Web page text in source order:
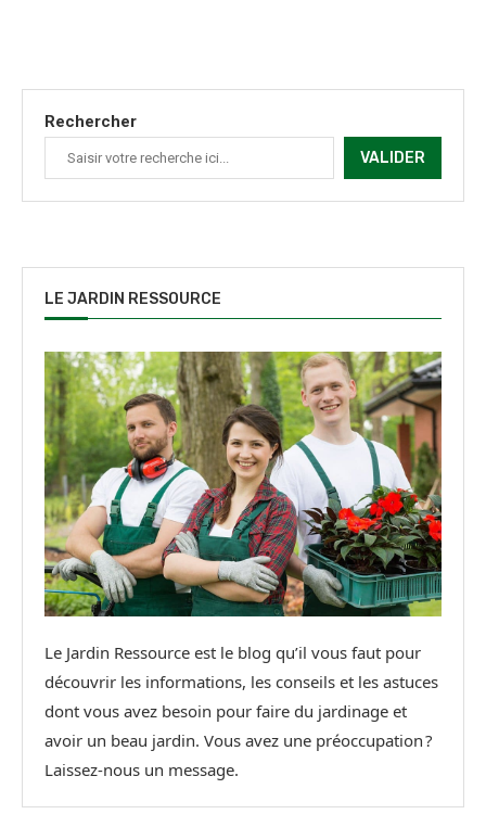
Rechercher
VALIDER
LE JARDIN RESSOURCE
Le Jardin Ressource est le blog qu’il vous faut pour
découvrir les informations, les conseils et les astuces
dont vous avez besoin pour faire du jardinage et
avoir un beau jardin. Vous avez une préoccupation ?
Laissez-nous un message.